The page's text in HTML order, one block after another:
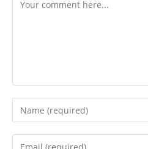
Enter
your
name
Enter